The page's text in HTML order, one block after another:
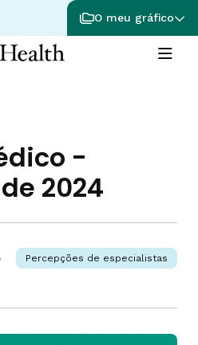
O meu gráfico
-
2024
Percepções de especialistas